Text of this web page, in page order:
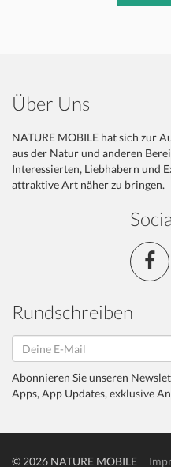
Über Uns
NATURE MOBILE hat sich zur
aus der Natur und anderen
Interessierten, Liebhabern und
attraktive Art näher zu bringen.
Rundschreiben
Abonnieren Sie unseren
Apps, App Updates, exklusive
© 2026 NATURE MOBILE